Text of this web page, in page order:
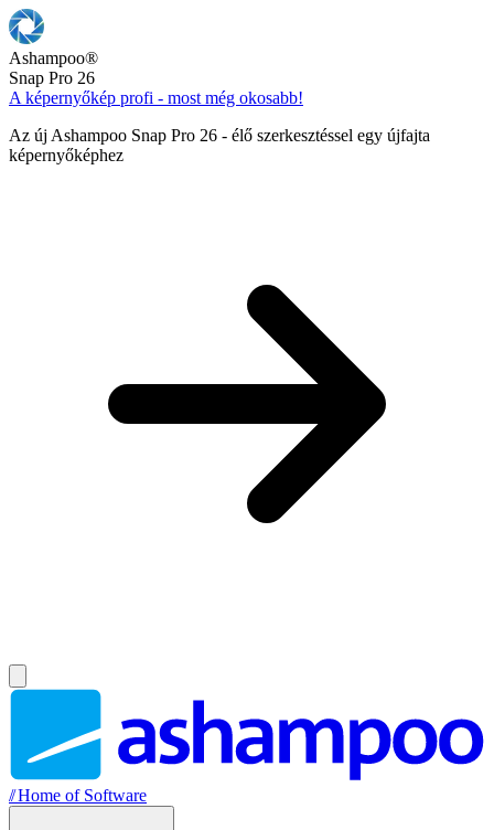
Ashampoo®
Snap Pro 26
A képernyőkép profi - most még okosabb!
Az új Ashampoo Snap Pro 26 - élő szerkesztéssel egy újfajta
képernyőképhez
//Home of Software